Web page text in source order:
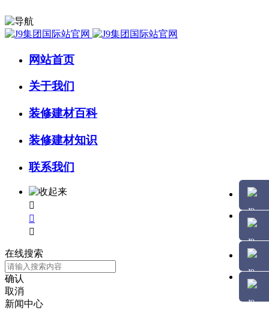
网站首页
关于我们
装修建材百科
装修建材知识
联系我们



在线搜索
确认
取消
新闻中心